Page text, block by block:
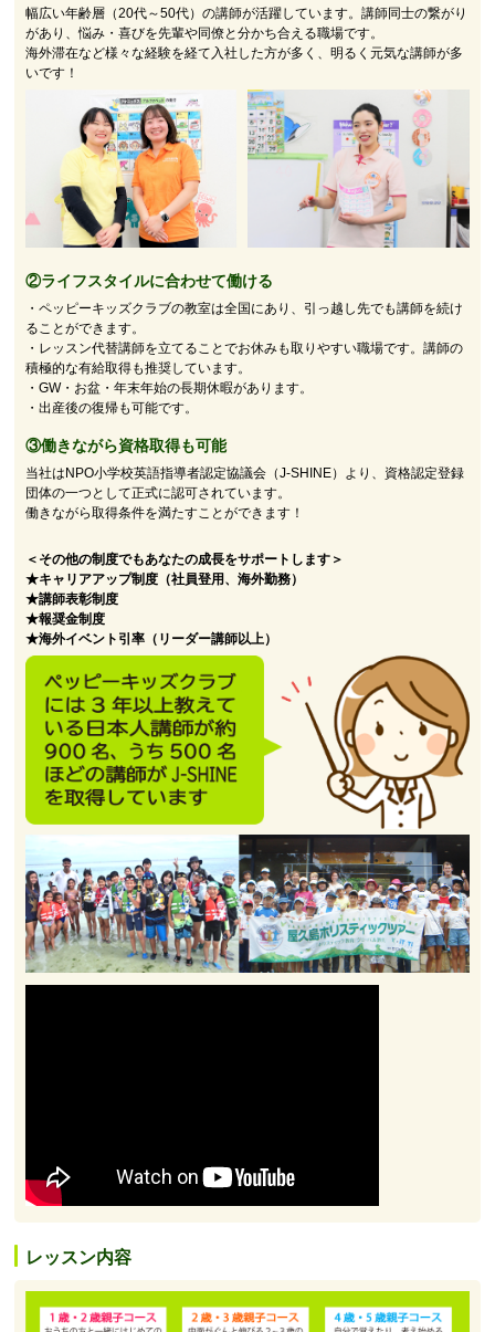
幅広い年齢層（20代～50代）の講師が活躍しています。講師同士の繋がり
があり、悩み・喜びを先輩や同僚と分かち合える職場です。
海外滞在など様々な経験を経て入社した方が多く、明るく元気な講師が多
いです！
②ライフスタイルに合わせて働ける
・ペッピーキッズクラブの教室は全国にあり、引っ越し先でも講師を続け
ることができます。
・レッスン代替講師を立てることでお休みも取りやすい職場です。講師の
積極的な有給取得も推奨しています。
・GW・お盆・年末年始の長期休暇があります。
・出産後の復帰も可能です。
③働きながら資格取得も可能
当社はNPO小学校英語指導者認定協議会（J-SHINE）より、資格認定登録
団体の一つとして正式に認可されています。
働きながら取得条件を満たすことができます！
＜その他の制度でもあなたの成長をサポートします＞
★キャリアアップ制度（社員登用、海外勤務）
★講師表彰制度
★報奨金制度
★海外イベント引率（リーダー講師以上）
レッスン内容